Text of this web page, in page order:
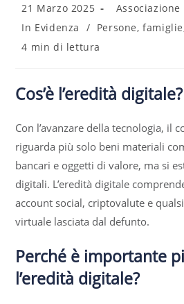
21 Marzo 2025
Associazione
In Evidenza
/ Persone,
4 min di lettura
Cos’è l’eredità digitale?
Con l’avanzare della tecnologia, il
riguarda più solo beni materiali
bancari e oggetti di valore, ma si
digitali. L’eredità digitale
account social, criptovalute e
virtuale lasciata dal defunto.
Perché è importante
l’eredità digitale?